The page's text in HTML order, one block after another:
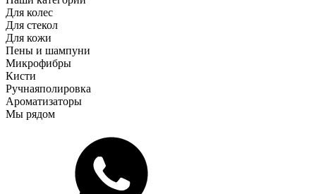
Для колес
Для стекол
Для кожи
Пены и шампуни
Микрофибры
Кисти
Ручнаяполировка
Ароматизаторы
Мы рядом